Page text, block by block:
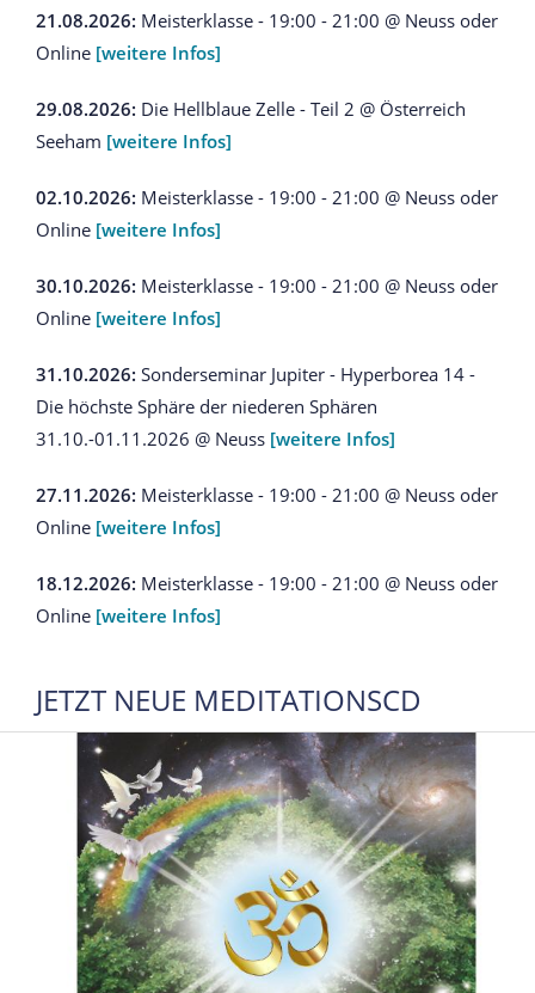
21.08.2026: Meisterklasse - 19:00 - 21:00 @ Neuss oder
Online [weitere Infos]
29.08.2026: Die Hellblaue Zelle - Teil 2 @ Österreich
Seeham [weitere Infos]
02.10.2026: Meisterklasse - 19:00 - 21:00 @ Neuss oder
Online [weitere Infos]
30.10.2026: Meisterklasse - 19:00 - 21:00 @ Neuss oder
Online [weitere Infos]
31.10.2026: Sonderseminar Jupiter - Hyperborea 14 -
Die höchste Sphäre der niederen Sphären
31.10.-01.11.2026 @ Neuss [weitere Infos]
27.11.2026: Meisterklasse - 19:00 - 21:00 @ Neuss oder
Online [weitere Infos]
18.12.2026: Meisterklasse - 19:00 - 21:00 @ Neuss oder
Online [weitere Infos]
JETZT NEUE MEDITATIONSCD